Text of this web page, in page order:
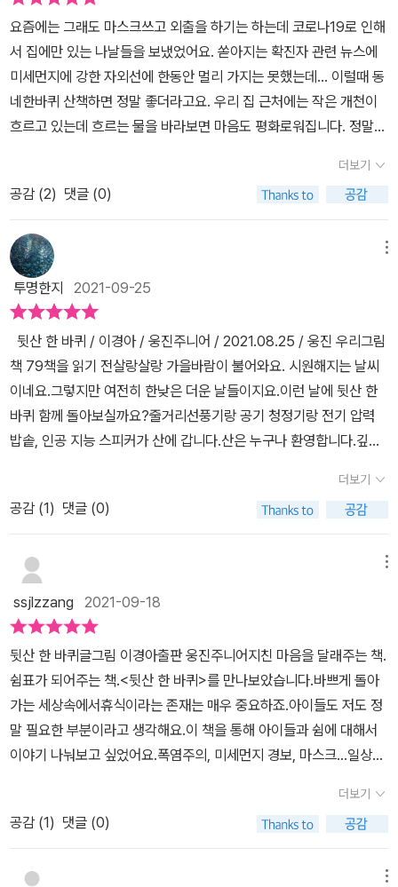
넘겨 줄 수 있어야 한다. 인공지능, 스피커, 공기청정기, 새로운 것이
낡은 것으로 대체한다 하더라도, 본질은 사라지지 않는다. 즉 이 책에
서 산과 공기는 자연에 해당된다. 스피커와 공기청정기는 인공적인
것이다. 즉 둘은 동떨어진 것이 아닌,각자의 스타일대로 살아가는 것
이 아닌 서로 합의된 형태를 추구하면서, 새로운 가치와 의미를 만들
어낼 수 있어야 한다. 지켜야 할 것과 보존됭어야 할 것이 무엇인지 구
별할 수 있을 때, 서로 도와주고 함께 할 수 있다는 걸, 자연과 기술의
융합을 생각하게 되는 그림책이다. [이 글은 출판사로부터 도서를 협
처블룸★체험,리뷰,라이프,건강,맛집,뷰티,도서,영화,공연전시) | 작
성자 키라
요즘에는 그래도 마스크쓰고 외출을 하기는 하는데 코로나19로 인해
서 집에만 있는 나날들을 보냈었어요. 쏟아지는 확진자 관련 뉴스에
미세먼지에 강한 자외선에 한동안 멀리 가지는 못했는데... 이럴때 동
네한바퀴 산책하면 정말 좋더라고요. 우리 집 근처에는 작은 개천이
흐르고 있는데 흐르는 물을 바라보면 마음도 평화로워집니다. 정말
같이 느껴지는 책! #뒷산한바퀴 아이와 읽어봤어요. 무더운 여름날
쉴틈없이 일하던 가전제품들은 산책을 떠나게 돼요. 가전제품들의 모
습들은 마치 쉴 틈 없이 돌아가는 일상속에서 지쳐버린 우리들의 모
습과도 닮아있었네요. 여행지는 바로 뒷산입니다.함께 여행을 떠나는
선풍기, 공기청정기, 전기밥솥, 인공지능스피커!언제나 집에서 열심
히 일하고 있는 가전제품들이죠 !은은한 수채화로 그려진 그림들 편
안함이 느껴지는 그림체도 좋아요.빨갛게 익은 가전제품들은 함께 뒷
산에 오릅니다.산의 여유로움이 느껴지는 편안한 그림들이었어요. 빨
갛게 익어버린 듯한 모습에서 뒷산 한 바퀴 돌고 나니 초록으로 회복
한 가전제품들을 보니 마음까지 싱그러워집니다. 책을 읽고나니 산에
한번 가보고 싶어집니다. 가전제품들의 대화를 보는 것도 재미있어
요.아이와 함께 읽어본 뒷산 한 바퀴! 전두엽이 발달하는 시기 아이의
상상력을 키워주기 위해서 문자를 알려주기 보다 상상력을 마음껏 펼
치게 하는게 좋다고 하던데.. 뒷산 한 바퀴 그림책은 그림만으로도 상
한 일상에서 쉼표 같은 그림책, #뒷산한바퀴 추천합니다.[출판사로부
터 도서 협찬을 받았고 본인의 주관적인 견해에 의하여 작성함]
더보기
공감 (2) 댓글 (0)
투명한지 2021-09-25
뒷산 한 바퀴 / 이경아 / 웅진주니어 / 2021.08.25 / 웅진 우리그림
책 79책을 읽기 전살랑살랑 가을바람이 불어와요. 시원해지는 날씨
이네요.그렇지만 여전히 한낮은 더운 날들이지요.이런 날에 뒷산 한
바퀴 함께 돌아보실까요?줄거리선풍기랑 공기 청정기랑 전기 압력
밥솥, 인공 지능 스피커가 산에 갑니다.산은 누구나 환영합니다.깊게
천천히 옮기다 보면 어느새 알게 됩니다.정상에는 진짜 바람이 분다
는 것을요.책을 읽고그림책을 읽는 동안 저도 모르게 '흠 - 하 ---'를
따라 하고 있어요.마지막 장에 도착하니 정말 뒷산 한 바퀴를 돌고 온
것처럼 기분이 상쾌해졌어요.특히, 인트로에서 도시 뜨거움, 반복되
운 레드 계열의 채색들이 감정의 폭발 직전까지 몰고 가며 지치게 하
지요.단 세 장면에 이런 감정 이입과 장면의 몰입에 스스로 좀 놀랐네
요.하루 종일 바람을 만들어 내는 선풍기, 뜨거운 날에도 뜨거운 밥을
만들어 주는 전기 압력 밥솥,24시간 돌아가며 깨끗한 공기를 뿜는 공
기 청정기, 언제나 대기 중인 인공 지는 스피커가벌겋게 달아올라 도
저히 못 참는다는 듯이 일탈을 선언하고 집을 나갔어요.숨이 막히기
전 일어선 네 캐릭터가 찾아간 곳은 '뒷산'이었지요.뒷산을 오르며
'흠- 하 ---' 숨을 크게 들이쉬고, 내뱉지요.선풍기의 '나는 진짜 바람
이 되게 해 달라고 했어.' 멘트가 가슴을 울리네요인공 지능 스피커의
더보기
공감 (1) 댓글 (0)
ssjlzzang 2021-09-18
뒷산 한 바퀴글그림 이경아출판 웅진주니어​지친 마음을 달래주는 책.
쉼표가 되어주는 책.<뒷산 한 바퀴>를 만나보았습니다.​바쁘게 돌아
가는 세상속에서휴식이라는 존재는 매우 중요하죠.아이들도 저도 정
말 필요한 부분이라고 생각해요.이 책을 통해 아이들과 쉼에 대해서
이야기 나눠보고 싶었어요.폭염주의, 미세먼지 경보, 마스크...일상생
는산으로 향했습니다.​아주 빨갛게 달아올랐죠?생각해보니 폭염주의
라 선풍기는 멈추지 않고 돌고나쁜 공기때문에 공기청정기는 쉼없이
돌아가고..가전제품들도 우리를 위해 정말 쉼없이 일하고 있네요.산
은 누구나 환영합니다.한걸음한걸음 산을 오르며 좋은 공기도 마셔보
더보기
공감 (1) 댓글 (0)